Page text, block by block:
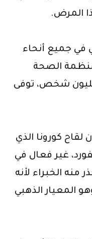
المرض.
في جميع أنحاء
الصحة
إصابة أكثر من 4.6 مليون شخص، توفى
كورونا الذي
غير فعال في
منه الخبراء لأنه
المعيار الذهبي